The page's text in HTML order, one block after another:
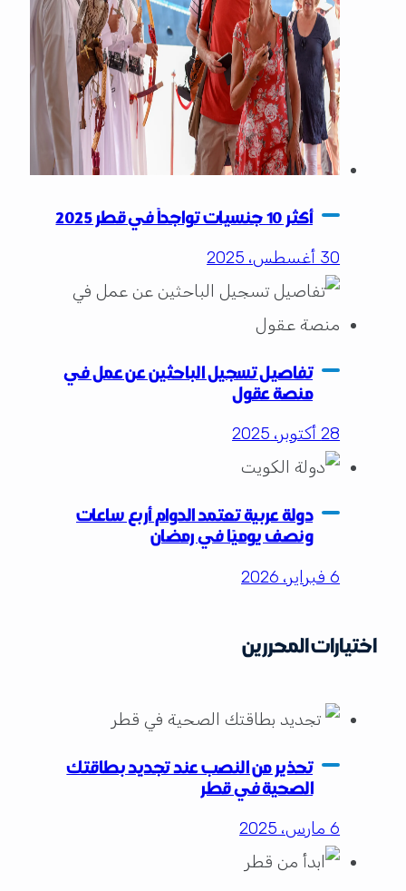
أكثر 10 جنسيات تواجداً في قطر 2025
30 أغسطس، 2025
تفاصيل تسجيل الباحثين عن عمل في
منصة عقول
28 أكتوبر، 2025
دولة عربية تعتمد الدوام أربع ساعات
ونصف يوميًا في رمضان
6 فبراير، 2026
اختيارات المحررين
تحذير من النصب عند تجديد بطاقتك
الصحية في قطر
6 مارس، 2025